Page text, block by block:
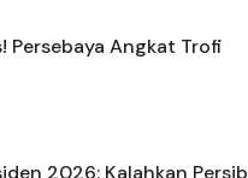
Persebaya Angkat Trofi